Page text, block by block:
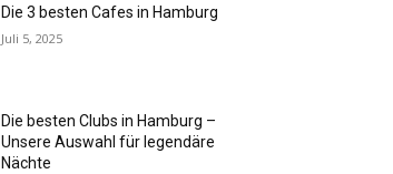
Die 3 besten Cafes in Hamburg
Juli 5, 2025
Die besten Clubs in Hamburg –
Unsere Auswahl für legendäre
Nächte